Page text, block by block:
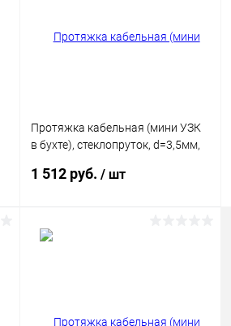
Протяжка кабельная (мини УЗК
в бухте), стеклопруток, d=3,5мм,
1 512 руб. / шт